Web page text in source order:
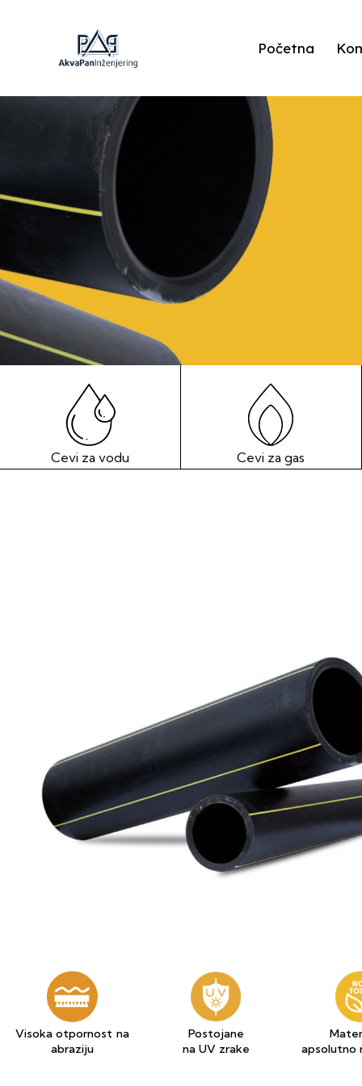
Početna
Cevi za vodu Cevi za gas
Visoka otpornost na
abraziju
Postojane
na UV zrake
apsolutno